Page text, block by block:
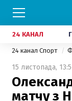
24 КАНАЛ
24 канал Спорт
15 листопада,
матчу з